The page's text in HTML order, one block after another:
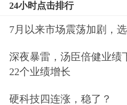
24小时点击排行
7月以来市场震荡加剧，
深夜暴雷，汤臣倍健业绩
22个业绩增长
硬科技四连涨，稳了？